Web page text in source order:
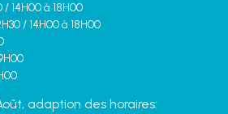
/ 14H00 à 18H00
/ 14H00 à 18H00
adaption des horaires: